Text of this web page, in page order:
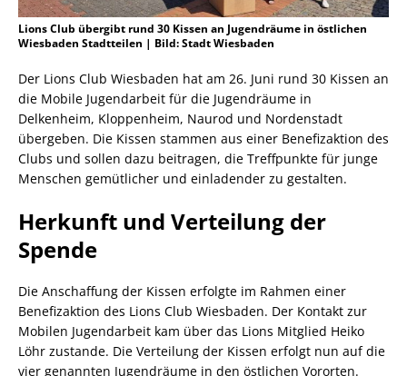
Lions Club übergibt rund 30 Kissen an Jugendräume in östlichen
Wiesbaden Stadtteilen | Bild: Stadt Wiesbaden
Der Lions Club Wiesbaden hat am 26. Juni rund 30 Kissen an
die Mobile Jugendarbeit für die Jugendräume in
Delkenheim, Kloppenheim, Naurod und Nordenstadt
übergeben. Die Kissen stammen aus einer Benefizaktion des
Clubs und sollen dazu beitragen, die Treffpunkte für junge
Menschen gemütlicher und einladender zu gestalten.
Herkunft und Verteilung der
Spende
Die Anschaffung der Kissen erfolgte im Rahmen einer
Benefizaktion des Lions Club Wiesbaden. Der Kontakt zur
Mobilen Jugendarbeit kam über das Lions Mitglied Heiko
Löhr zustande. Die Verteilung der Kissen erfolgt nun auf die
vier genannten Jugendräume in den östlichen Vororten.